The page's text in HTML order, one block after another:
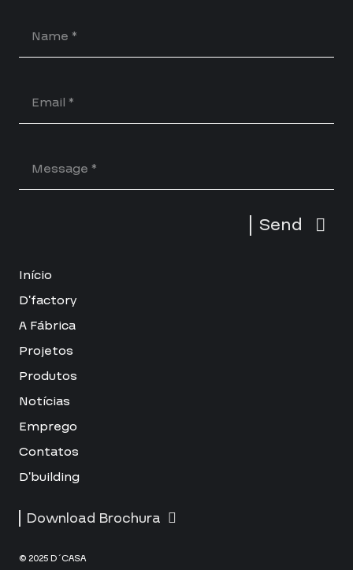
Send
Início
D’factory
A Fábrica
Projetos
Produtos
Notícias
Emprego
Contatos
D’building
Download Brochura
© 2025 D´CASA